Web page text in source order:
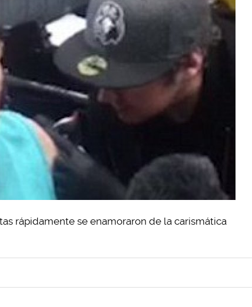
rápidamente se enamoraron de la carismática